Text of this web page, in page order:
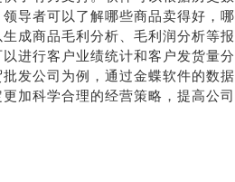
导者可以了解哪些商品卖得好，哪
成商品毛利分析、毛利润分析等报
进行客户业绩统计和客户发货量分
发公司为例，通过金蝶软件的数据
加科学合理的经营策略，提高公司